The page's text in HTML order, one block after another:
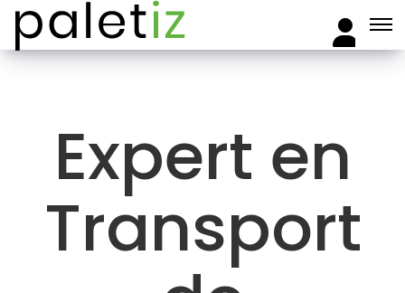
Expert en
Transport